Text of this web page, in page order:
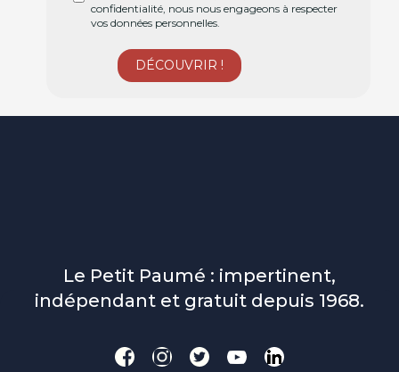
confidentialité, nous nous engageons à respecter
vos données personnelles.
Le Petit Paumé : impertinent,
indépendant et gratuit depuis 1968.